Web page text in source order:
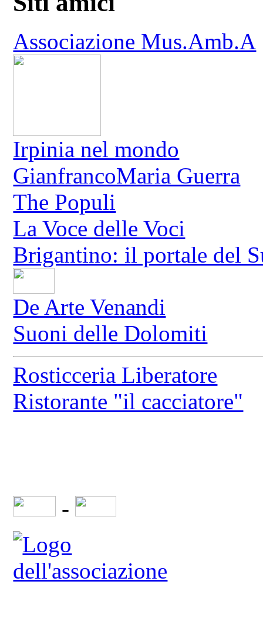
Associazione Mus.Amb.A
Irpinia nel mondo
GianfrancoMaria Guerra
The Populi
La Voce delle Voci
Brigantino: il portale del
De Arte Venandi
Suoni delle Dolomiti
Rosticceria Liberatore
Ristorante "il cacciatore"
-